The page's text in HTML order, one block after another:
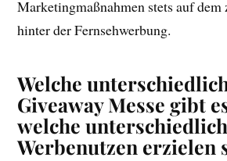
Marketingmaßnahmen stets auf dem
hinter der Fernsehwerbung.
Welche
Giveaway Messe gibt
welche
Werbenutzen erzielen